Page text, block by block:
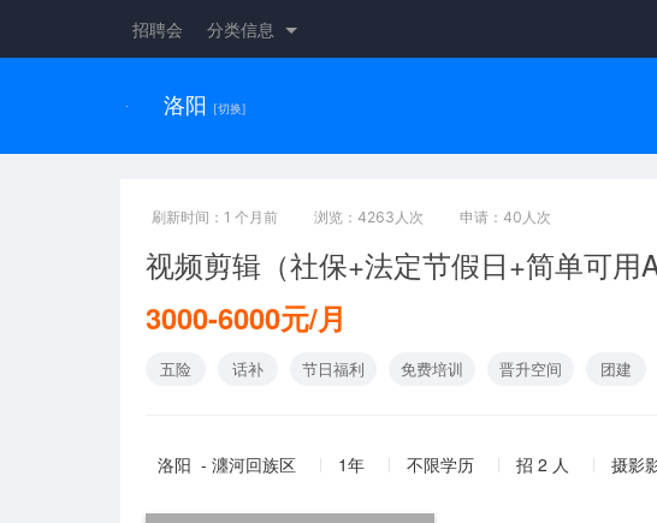
招聘会 分类信息
洛阳 [切换]
刷新时间：1 个月前 浏览：4263人次 申请：40人次
视频剪辑（社保+法定节假日+简单可用
3000-6000元/月
五险 话补 节日福利 免费培训 晋升空间 团建
洛阳 - 瀍河回族区 1年 不限学历 招 2 人 摄影